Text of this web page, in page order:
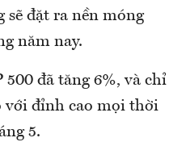
sẽ đặt ra nền móng
năm nay.
500 đã tăng 6%, và chỉ
với đỉnh cao mọi thời
5.